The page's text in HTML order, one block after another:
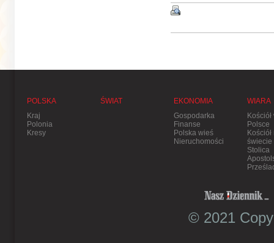
POLSKA
Kraj
Polonia
Kresy
ŚWIAT
EKONOMIA
Gospodarka
Finanse
Polska wieś
Nieruchomości
WIARA
Kościół
Polsce
Kościół
świecie
Stolica
© 2021